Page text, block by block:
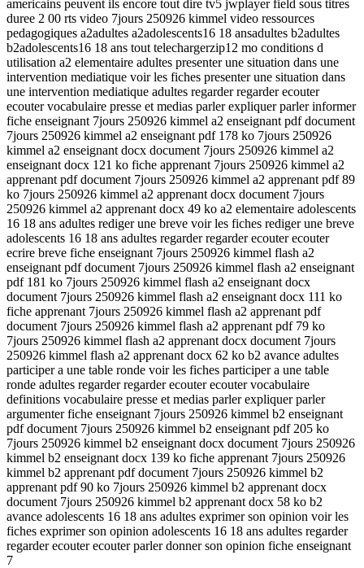
americains peuvent ils encore tout dire tv5 jwplayer field sous titres
duree 2 00 rts video 7jours 250926 kimmel video ressources
pedagogiques a2adultes a2adolescents16 18 ansadultes b2adultes
b2adolescents16 18 ans tout telechargerzip12 mo conditions d
utilisation a2 elementaire adultes presenter une situation dans une
intervention mediatique voir les fiches presenter une situation dans
une intervention mediatique adultes regarder regarder ecouter
ecouter vocabulaire presse et medias parler expliquer parler informer
fiche enseignant 7jours 250926 kimmel a2 enseignant pdf document
7jours 250926 kimmel a2 enseignant pdf 178 ko 7jours 250926
kimmel a2 enseignant docx document 7jours 250926 kimmel a2
enseignant docx 121 ko fiche apprenant 7jours 250926 kimmel a2
apprenant pdf document 7jours 250926 kimmel a2 apprenant pdf 89
ko 7jours 250926 kimmel a2 apprenant docx document 7jours
250926 kimmel a2 apprenant docx 49 ko a2 elementaire adolescents
16 18 ans adultes rediger une breve voir les fiches rediger une breve
adolescents 16 18 ans adultes regarder regarder ecouter ecouter
ecrire breve fiche enseignant 7jours 250926 kimmel flash a2
enseignant pdf document 7jours 250926 kimmel flash a2 enseignant
pdf 181 ko 7jours 250926 kimmel flash a2 enseignant docx
document 7jours 250926 kimmel flash a2 enseignant docx 111 ko
fiche apprenant 7jours 250926 kimmel flash a2 apprenant pdf
document 7jours 250926 kimmel flash a2 apprenant pdf 79 ko
7jours 250926 kimmel flash a2 apprenant docx document 7jours
250926 kimmel flash a2 apprenant docx 62 ko b2 avance adultes
participer a une table ronde voir les fiches participer a une table
ronde adultes regarder regarder ecouter ecouter vocabulaire
definitions vocabulaire presse et medias parler expliquer parler
argumenter fiche enseignant 7jours 250926 kimmel b2 enseignant
pdf document 7jours 250926 kimmel b2 enseignant pdf 205 ko
7jours 250926 kimmel b2 enseignant docx document 7jours 250926
kimmel b2 enseignant docx 139 ko fiche apprenant 7jours 250926
kimmel b2 apprenant pdf document 7jours 250926 kimmel b2
apprenant pdf 90 ko 7jours 250926 kimmel b2 apprenant docx
document 7jours 250926 kimmel b2 apprenant docx 58 ko b2
avance adolescents 16 18 ans adultes exprimer son opinion voir les
fiches exprimer son opinion adolescents 16 18 ans adultes regarder
regarder ecouter ecouter parler donner son opinion fiche enseignant
7